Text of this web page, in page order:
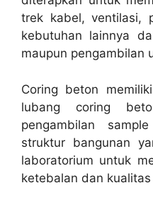
trek kabel, ventilasi,
kebutuhan lainnya
maupun pengambilan
Coring beton
lubang coring
pengambilan
struktur bangunan
laboratorium untuk
ketebalan dan